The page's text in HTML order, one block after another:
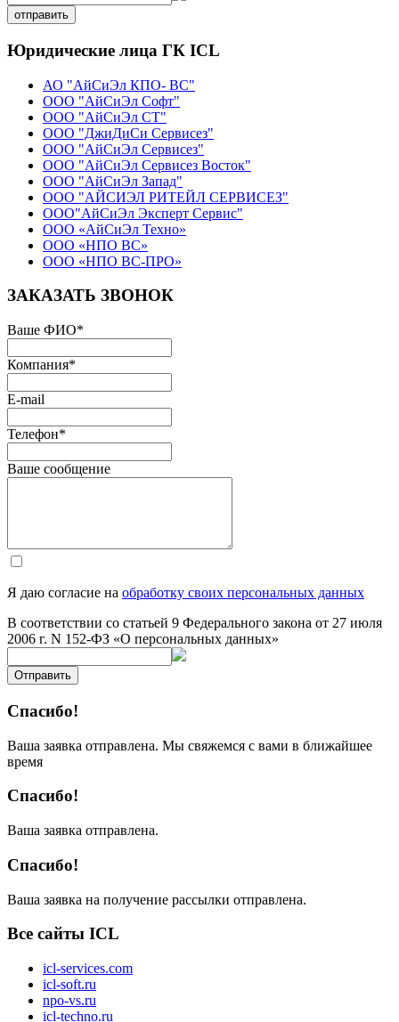
отправить
Юридические лица ГК ICL
АО "АйСиЭл КПО- ВС"
ООО "АйСиЭл Софт"
ООО "АйСиЭл СТ"
ООО "ДжиДиСи Сервисез"
ООО "АйСиЭл Сервисез"
ООО "АйСиЭл Сервисез Восток"
ООО "АйСиЭл Запад"
ООО "АЙСИЭЛ РИТЕЙЛ СЕРВИСЕЗ"
ООО"АйСиЭл Эксперт Сервис"
ООО «АйСиЭл Техно»
ООО «НПО ВС»
ООО «НПО ВС-ПРО»
ЗАКАЗАТЬ ЗВОНОК
Ваше ФИО*
Компания*
E-mail
Телефон*
Ваше сообщение
Я даю согласие на обработку своих персональных данных
В соответствии со статьей 9 Федерального закона от 27 июля
2006 г. N 152-ФЗ «О персональных данных»
Отправить
Спасибо!
Ваша заявка отправлена. Мы свяжемся с вами в ближайшее
время
Спасибо!
Ваша заявка отправлена.
Спасибо!
Ваша заявка на получение рассылки отправлена.
Все сайты ICL
icl-services.com
icl-soft.ru
npo-vs.ru
icl-techno.ru